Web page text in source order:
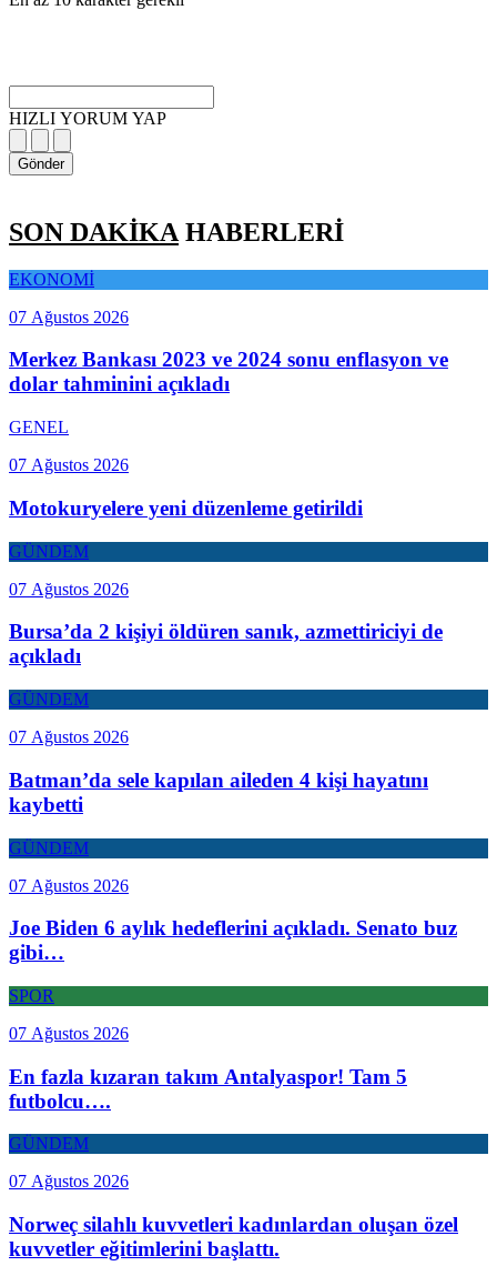
HIZLI YORUM YAP
Gönder
SON DAKİKA HABERLERİ
EKONOMİ
07 Ağustos 2026
Merkez Bankası 2023 ve 2024 sonu enflasyon ve
dolar tahminini açıkladı
GENEL
07 Ağustos 2026
Motokuryelere yeni düzenleme getirildi
GÜNDEM
07 Ağustos 2026
Bursa’da 2 kişiyi öldüren sanık, azmettiriciyi de
açıkladı
GÜNDEM
07 Ağustos 2026
Batman’da sele kapılan aileden 4 kişi hayatını
kaybetti
GÜNDEM
07 Ağustos 2026
Joe Biden 6 aylık hedeflerini açıkladı. Senato buz
gibi…
SPOR
07 Ağustos 2026
En fazla kızaran takım Antalyaspor! Tam 5
futbolcu….
GÜNDEM
07 Ağustos 2026
Norweç silahlı kuvvetleri kadınlardan oluşan özel
kuvvetler eğitimlerini başlattı.